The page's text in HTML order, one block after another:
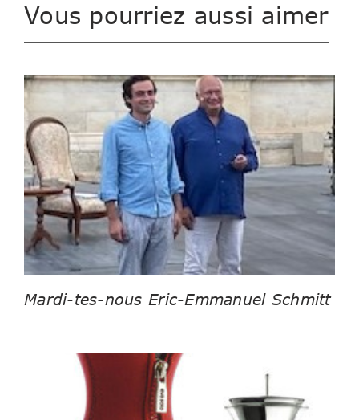
Vous pourriez aussi aimer
Mardi-tes-nous Eric-Emmanuel Schmitt